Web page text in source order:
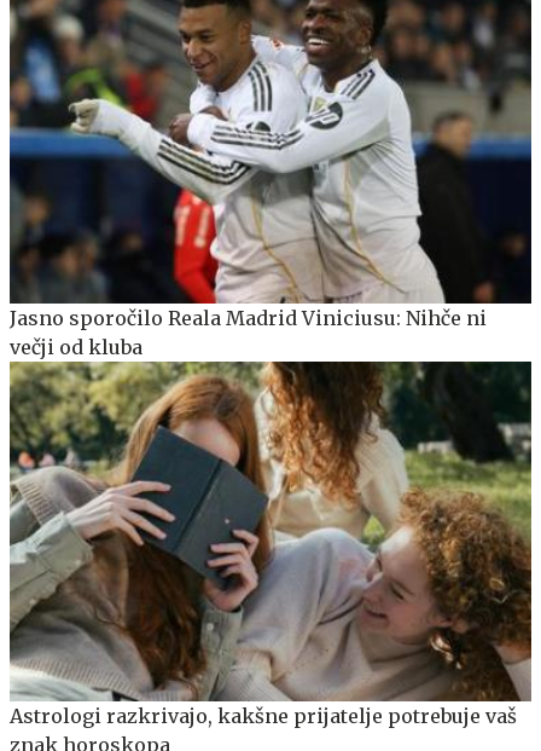
Jasno sporočilo Reala Madrid Viniciusu: Nihče ni
večji od kluba
Astrologi razkrivajo, kakšne prijatelje potrebuje vaš
znak horoskopa